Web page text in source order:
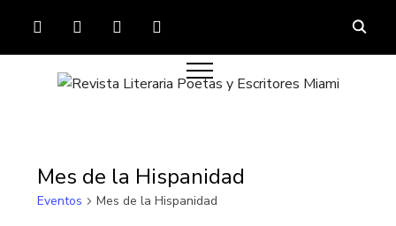
FACEBOOKTWITTERINSTAGRAMYOUTUBE
Mes de la Hispanidad
Eventos Mes de la Hispanidad